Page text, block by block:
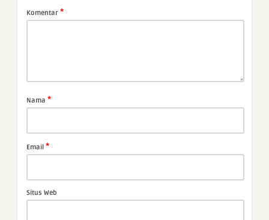
Komentar *
Nama *
Email *
Situs Web